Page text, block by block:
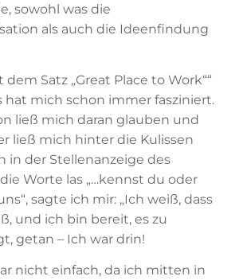
sowohl was die
als auch die Ideenfindung
Satz „Great Place to Work““
hat mich schon immer fasziniert.
ließ mich daran glauben und
ließ mich hinter die Kulissen
in der Stellenanzeige des
Worte las „…kennst du oder
sagte ich mir: „Ich weiß, dass
und ich bin bereit, es zu
getan – Ich war drin!
nicht einfach, da ich mitten in